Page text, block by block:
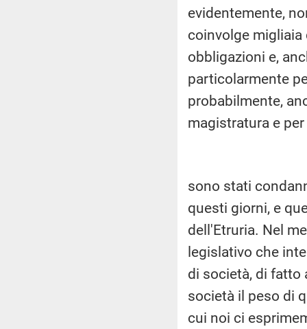
evidentemente,
coinvolge
obbligazioni e,
particolarmente
probabilmente,
magistratura e
sono stati
questi giorni, e
dell'Etruria. Nel
legislativo che
di società, di fatto
società il peso di
cui noi ci